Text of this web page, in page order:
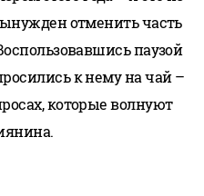
отменить часть
паузой
к нему на чай –
которые волнуют